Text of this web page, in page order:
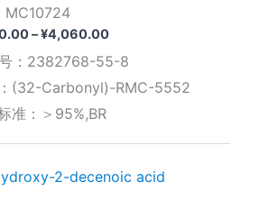
MC10724
–¥4,060.00价
范
围：
¥1,150.00
：2382768-55-8
(32-Carbonyl)-RMC-5552
准：＞95%,BR
2-decenoic acid